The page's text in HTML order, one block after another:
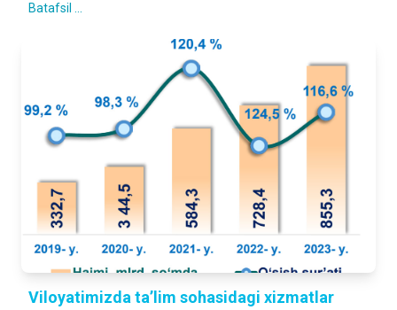
Batafsil ...
Viloyatimizda ta’lim sohasidagi xizmatlar